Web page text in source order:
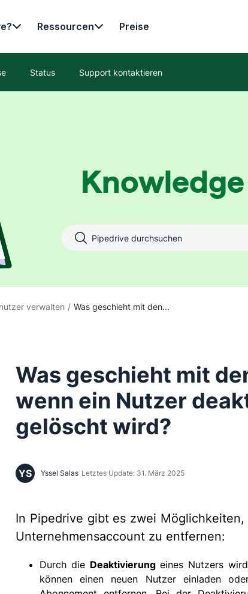
Ressourcen Preise
Status Support kontaktieren
Knowledge
verwalten / Was geschieht mit den...
Was geschieht mit
wenn ein Nutzer
gelöscht wird?
YS Yssel Salas Letztes Update: 31. März 2025
In Pipedrive gibt es zwei
Unternehmensaccount zu entfernen:
Durch die Deaktivierungeines Nutzers
können einen neuen Nutzer einladen